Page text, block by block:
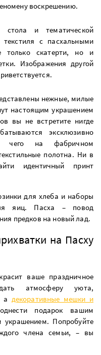
воскрешению.
и тематической
с пасхальными
скатерти, но и
Изображения другой
нежные, милые
настоящим украшением
вы не встретите нигде
эксклюзивно
чего на фабричном
полотна. Ни в
идентичный принт
для хлеба и наборы
яиц. Пасха – повод
предков на новый лад.
на Пасху
ваше праздничное
атмосферу уюта,
а декоративные мешки и
подарок вашим
украшением. Попробуйте
члена семьи, ­– вы